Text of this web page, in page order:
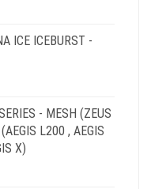
ICE ICEBURST -
- MESH (ZEUS
L200 , AEGIS
X)